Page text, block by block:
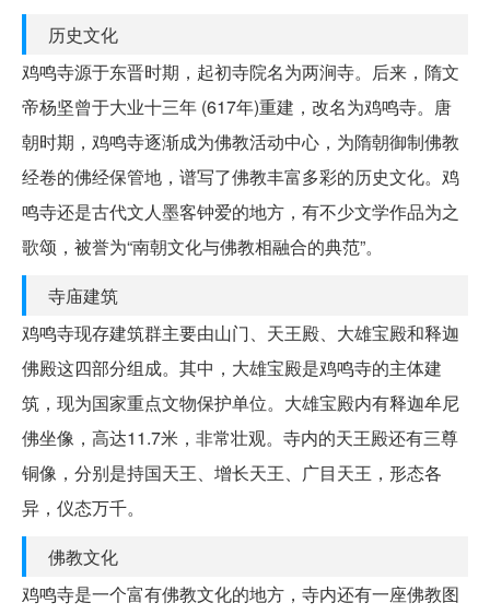
历史文化
鸡鸣寺源于东晋时期，起初寺院名为两涧寺。后来，隋文
帝杨坚曾于大业十三年 (617年)重建，改名为鸡鸣寺。唐
朝时期，鸡鸣寺逐渐成为佛教活动中心，为隋朝御制佛教
经卷的佛经保管地，谱写了佛教丰富多彩的历史文化。鸡
鸣寺还是古代文人墨客钟爱的地方，有不少文学作品为之
歌颂，被誉为“南朝文化与佛教相融合的典范”。
寺庙建筑
鸡鸣寺现存建筑群主要由山门、天王殿、大雄宝殿和释迦
佛殿这四部分组成。其中，大雄宝殿是鸡鸣寺的主体建
筑，现为国家重点文物保护单位。大雄宝殿内有释迦牟尼
佛坐像，高达11.7米，非常壮观。寺内的天王殿还有三尊
铜像，分别是持国天王、增长天王、广目天王，形态各
异，仪态万千。
佛教文化
鸡鸣寺是一个富有佛教文化的地方，寺内还有一座佛教图